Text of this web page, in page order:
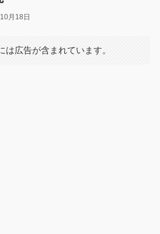
月18日
は広告が含まれています。